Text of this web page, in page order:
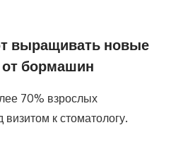
выращивать новые
от бормашин
70% взрослых
к стоматологу.